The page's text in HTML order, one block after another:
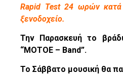
Rapid Test 24 ωρών κατά
ξενοδοχείο.
Την Παρασκευή το
“ΜΟΤΟΕ – Band”.
Το Σάββατο μουσική θα